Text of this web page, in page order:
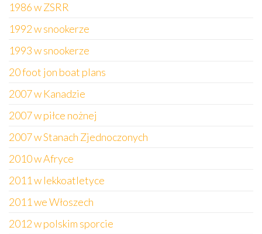
1986 w ZSRR
1992 w snookerze
1993 w snookerze
20 foot jon boat plans
2007 w Kanadzie
2007 w piłce nożnej
2007 w Stanach Zjednoczonych
2010 w Afryce
2011 w lekkoatletyce
2011 we Włoszech
2012 w polskim sporcie